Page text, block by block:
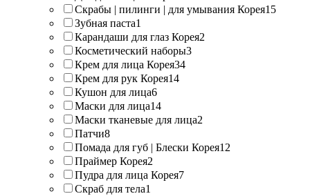
Скрабы | пилинги | для умывания Корея15
Зубная паста1
Карандаши для глаз Корея2
Косметический наборы3
Крем для лица Корея34
Крем для рук Корея14
Кушон для лица6
Маски для лица14
Маски тканевые для лица2
Патчи8
Помада для губ | Блески Корея12
Праймер Корея2
Пудра для лица Корея7
Скраб для тела1